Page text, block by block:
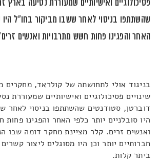
פסיכולוגיים ואישיותיים שמעוררת נסיעה בארץ
שהשתתפו בניסוי לאחר ששבו מביקור בחו"ל היו
האחר והפגינו פחות חשש מתרבויות ואנשים
בניגוד אולי לתחושתה של קולראד, מחקרים
שינויים פסיכולוגיים ואישיותיים שמעוררת
דוברטן, סטודנטים שהשתתפו בניסוי לאחר
היו סובלניים יותר כלפי האחר והפגינו
ואנשים זרים. קלר מציינת מחקר דומה שבו
חברותיים יותר וכן היו מסוגלים ליצור
ביתר קלות.